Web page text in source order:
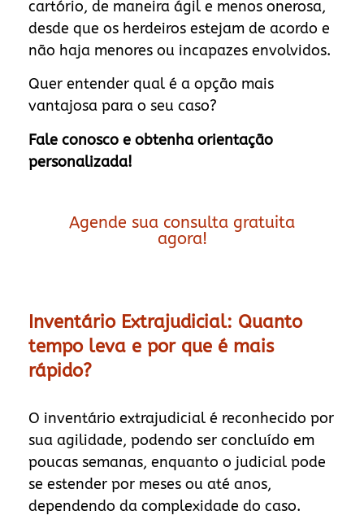
cartório, de maneira ágil e menos onerosa,
desde que os herdeiros estejam de acordo e
não haja menores ou incapazes envolvidos.
Quer entender qual é a opção mais
vantajosa para o seu caso?
Fale conosco e obtenha orientação
personalizada!
Agende sua consulta gratuita
agora!
Inventário Extrajudicial: Quanto
tempo leva e por que é mais
rápido?
O inventário extrajudicial é reconhecido por
sua agilidade, podendo ser concluído em
poucas semanas, enquanto o judicial pode
se estender por meses ou até anos,
dependendo da complexidade do caso.